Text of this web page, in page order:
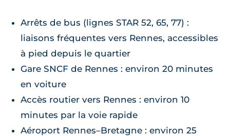
Arrêts de bus (lignes STAR 52, 65, 77) :
liaisons fréquentes vers Rennes, accessibles
à pied depuis le quartier
Gare SNCF de Rennes : environ 20 minutes
en voiture
Accès routier vers Rennes : environ 10
minutes par la voie rapide
Aéroport Rennes–Bretagne : environ 25